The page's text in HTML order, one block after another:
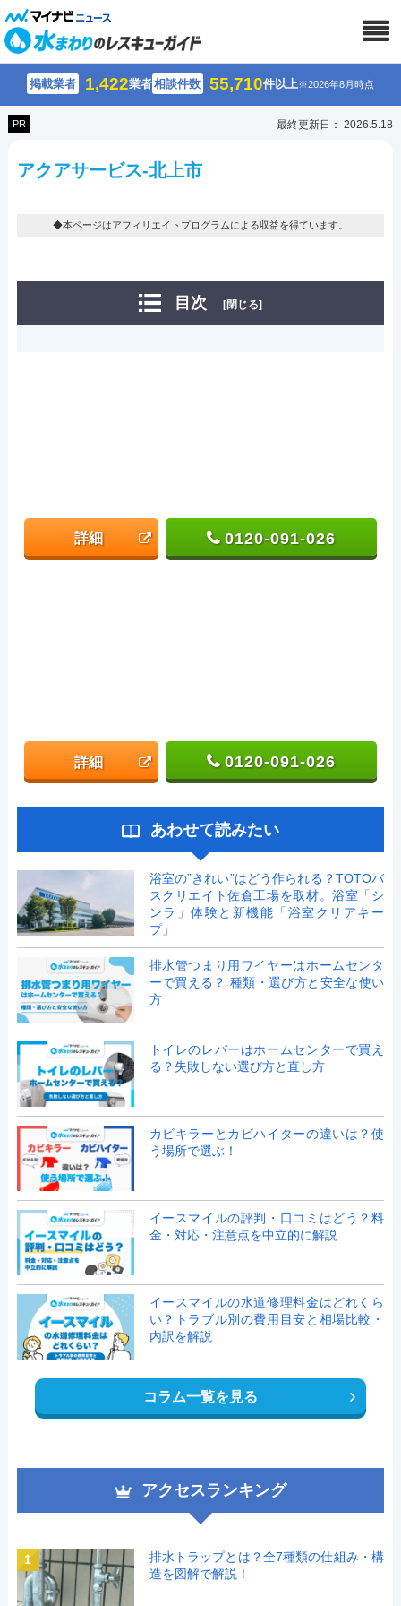
掲載業者 1,422業者相談件数 55,710件以上※2026年8月時点
PR 最終更新日： 2026.5.18
アクアサービス-北上市
◆本ページはアフィリエイトプログラムによる収益を得ています。
目次 [閉じる]
詳細 0120-091-026
詳細 0120-091-026
あわせて読みたい
浴室の”きれい”はどう作られる？TOTOバ
スクリエイト佐倉工場を取材。浴室「シ
ンラ」体験と新機能「浴室クリアキー
プ」
排水管つまり用ワイヤーはホームセンタ
ーで買える？ 種類・選び方と安全な使い
方
トイレのレバーはホームセンターで買え
る？失敗しない選び方と直し方
カビキラーとカビハイターの違いは？使
う場所で選ぶ！
イースマイルの評判・口コミはどう？料
金・対応・注意点を中立的に解説
イースマイルの水道修理料金はどれくら
い？トラブル別の費用目安と相場比較・
内訳を解説
コラム一覧を見る
アクセスランキング
1
排水トラップとは？全7種類の仕組み・構
造を図解で解説！